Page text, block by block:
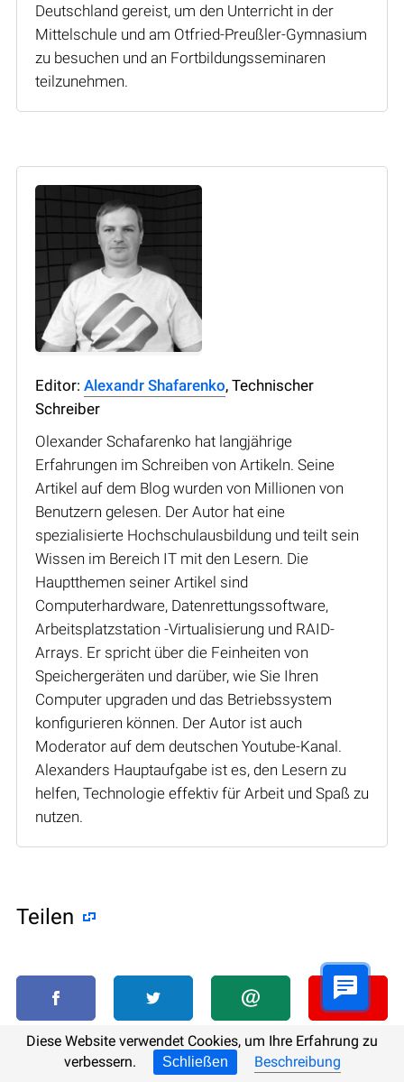
Deutschland gereist, um den Unterricht in der
Mittelschule und am Otfried-Preußler-Gymnasium
zu besuchen und an Fortbildungsseminaren
teilzunehmen.
Editor: Alexandr Shafarenko, Technischer
Schreiber
Olexander Schafarenko hat langjährige
Erfahrungen im Schreiben von Artikeln. Seine
Artikel auf dem Blog wurden von Millionen von
Benutzern gelesen. Der Autor hat eine
spezialisierte Hochschulausbildung und teilt sein
Wissen im Bereich IT mit den Lesern. Die
Hauptthemen seiner Artikel sind
Computerhardware, Datenrettungssoftware,
Arbeitsplatzstation -Virtualisierung und RAID-
Arrays. Er spricht über die Feinheiten von
Speichergeräten und darüber, wie Sie Ihren
Computer upgraden und das Betriebssystem
konfigurieren können. Der Autor ist auch
Moderator auf dem deutschen Youtube-Kanal.
Alexanders Hauptaufgabe ist es, den Lesern zu
helfen, Technologie effektiv für Arbeit und Spaß zu
nutzen.
Teilen
Diese Website verwendet Cookies, um Ihre Erfahrung zu
verbessern.
Schließen Beschreibung